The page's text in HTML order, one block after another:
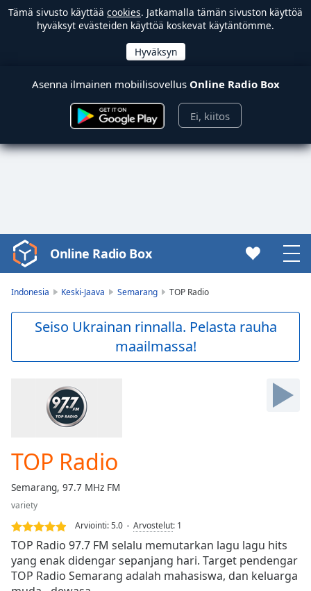
Tämä sivusto käyttää cookies. Jatkamalla tämän sivuston käyttöä
hyväksyt evästeiden käyttöä koskevat käytäntömme.
Asenna ilmainen mobiilisovellus Online Radio Box
Ei, kiitos
Video
Player
Skip
Loaded:
0.00%
Stream
TypeLIVE
live,
currently
behind
Online Radio Box
Indonesia Keski-Jaava Semarang TOP Radio
Seiso Ukrainan rinnalla. Pelasta rauha
maailmassa!
TOP Radio
Semarang, 97.7 MHz FM
variety
Arviointi:5.0 Arvostelut: 1
TOP Radio 97.7 FM selalu memutarkan lagu lagu hits
yang enak didengar sepanjang hari. Target pendengar
TOP Radio Semarang adalah mahasiswa, dan keluarga